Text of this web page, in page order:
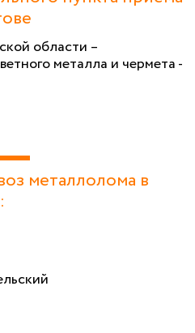
области –
металла и чермета -
металлолома в